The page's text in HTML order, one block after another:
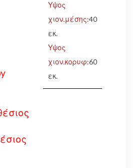
Υψος
χιον.μέσης:40
εκ.
Υψος
χιον.κορυφ:60
εκ.